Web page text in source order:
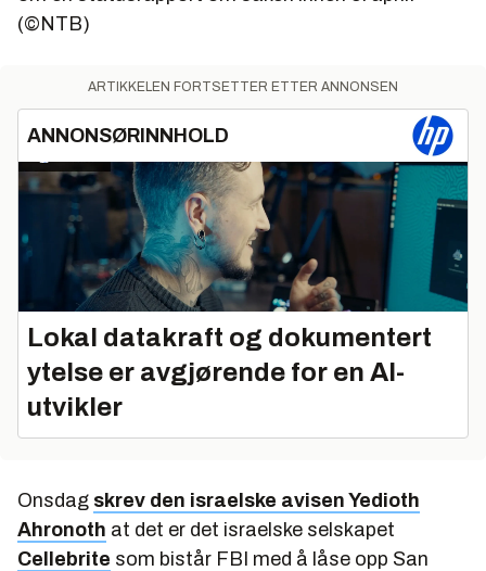
(©NTB)
ARTIKKELEN FORTSETTER ETTER ANNONSEN
ANNONSØRINNHOLD
Lokal datakraft og dokumentert
ytelse er avgjørende for en AI-
utvikler
Onsdag skrev den israelske avisen Yedioth
Ahronoth at det er det israelske selskapet
Cellebrite som bistår FBI med å låse opp San